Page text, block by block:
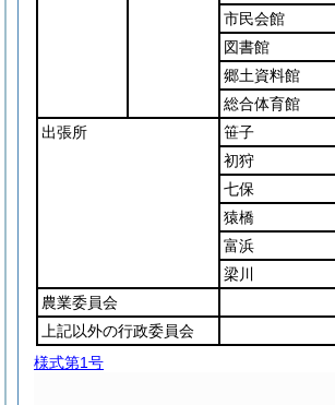
市民会館
図書館
郷土資料館
総合体育館
出張所
笹子
初狩
七保
猿橋
富浜
梁川
農業委員会
上記以外の行政委員会
様式第1号